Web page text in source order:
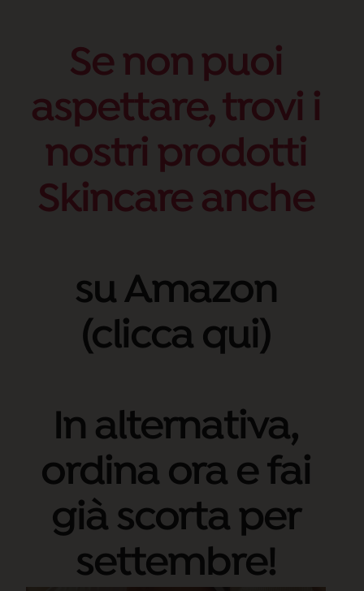
Se non puoi
aspettare, trovi i
nostri prodotti
Skincare anche
su Amazon
(clicca qui)
In alternativa,
ordina ora e fai
già scorta per
settembre!